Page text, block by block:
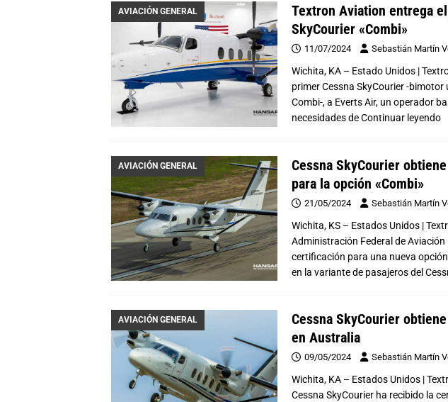
AVIACIÓN GENERAL
Textron Aviation entrega
SkyCourier «Combi»
11/07/2024 Sebastián Martín
Wichita, KA – Estado Unidos |
primer Cessna SkyCourier -
Combi-, a Everts Air, un operador
necesidades deContinuar leyendo
AVIACIÓN GENERAL
Cessna SkyCourier
para la opción «Combi»
21/05/2024 Sebastián Martín
Wichita, KS – Estados Unidos |
Administración Federal de
certificación para una nueva
en la variante de pasajeros del
AVIACIÓN GENERAL
Cessna SkyCourier
en Australia
09/05/2024 Sebastián Martín
Wichita, KA – Estados Unidos |
Cessna SkyCourier ha recibido la